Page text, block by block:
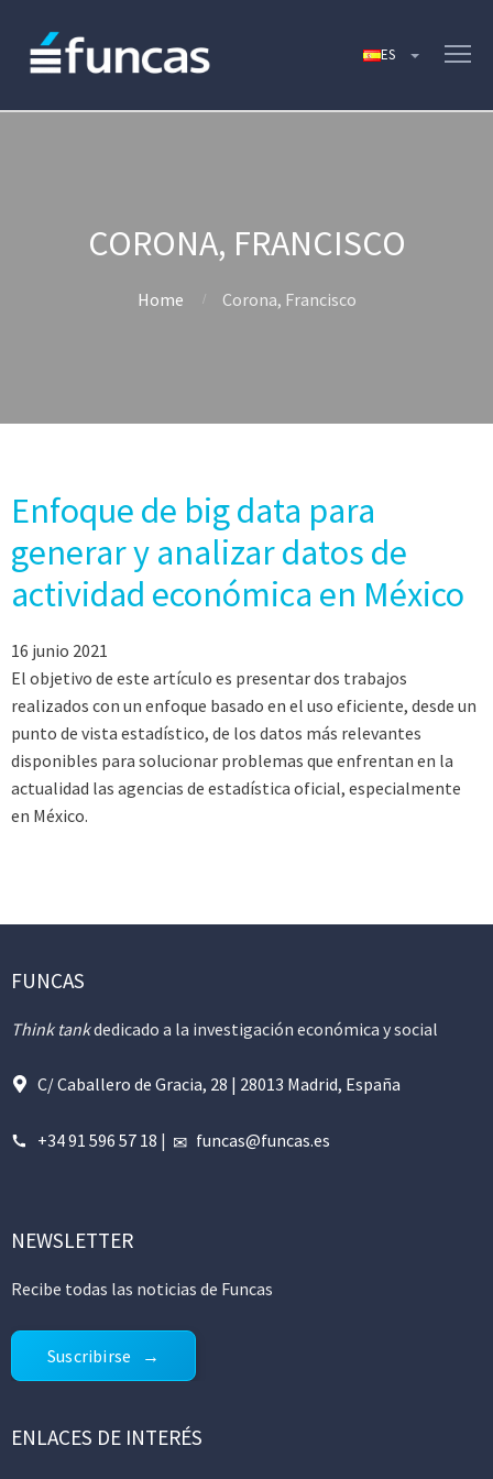
CORONA, FRANCISCO
Home Corona, Francisco
Enfoque de big data para
generar y analizar datos de
actividad económica en México
16 junio 2021
El objetivo de este artículo es presentar dos trabajos
realizados con un enfoque basado en el uso eficiente, desde un
punto de vista estadístico, de los datos más relevantes
disponibles para solucionar problemas que enfrentan en la
actualidad las agencias de estadística oficial, especialmente
en México.
FUNCAS
Think tankdedicado a la investigación económica y social
C/ Caballero de Gracia, 28 | 28013 Madrid, España
+34 91 596 57 18 | funcas@funcas.es
NEWSLETTER
Recibe todas las noticias de Funcas
Suscribirse
ENLACES DE INTERÉS